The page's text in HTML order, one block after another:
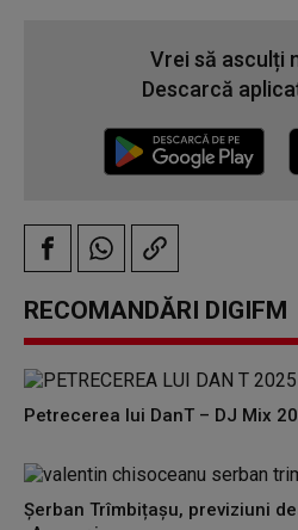
Vrei să asculți
Descarcă
RECOMANDĂRI DIGIFM
Petrecerea lui DanT – DJ Mix
Șerban Trîmbițașu, previziuni